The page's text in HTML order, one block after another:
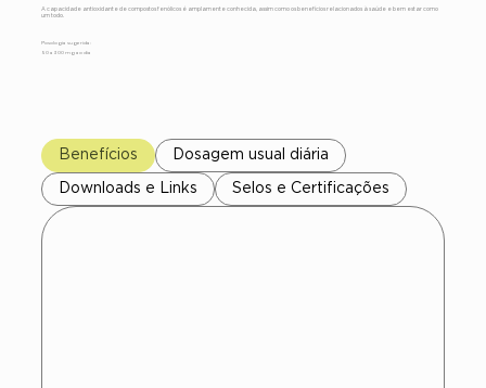
A capacidade antioxidante de compostos fenólicos é amplamente conhecida, assim como os benefícios relacionados à saúde e bem estar como
um todo.
Posologia sugerida:
50 a 300 mg ao dia
Benefícios Dosagem usual diária
Downloads e Links Selos e Certificações